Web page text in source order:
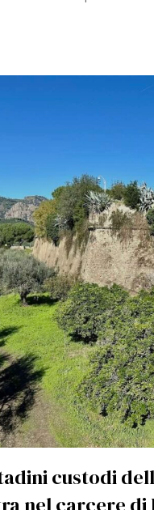
custodi
nel carcere